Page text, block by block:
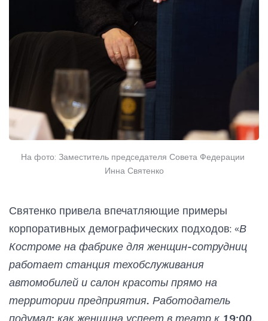
На фото: Заместитель председателя Совета Федерации
Инна Святенко
Святенко привела впечатляющие примеры
корпоративных демографических подходов: «В
Костроме на фабрике для женщин-сотрудниц
работает станция техобслуживания
автомобилей и салон красоты прямо на
территории предприятия. Работодатель
подумал: как женщина успеет в театр к 19:00,